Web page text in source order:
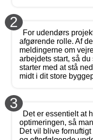
2
For udendørs
afgørende rolle. Af
meldingerne om
arbejdets start, så
starter med at stå
midt i dit store
3
Det er essentielt at
optimeringen, så
Det vil blive